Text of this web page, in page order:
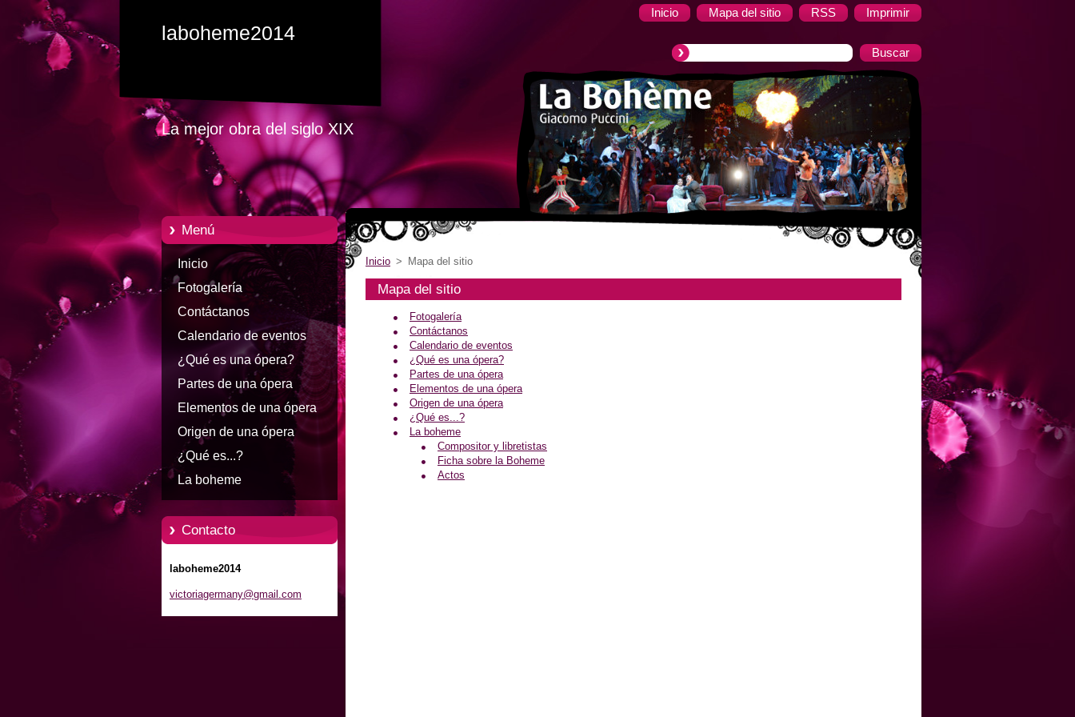
Inicio Mapa del sitio RSS Imprimir
laboheme2014
La mejor obra del siglo XIX
Menú
Inicio
Fotogalería
Contáctanos
Calendario de eventos
¿Qué es una ópera?
Partes de una ópera
Elementos de una ópera
Origen de una ópera
¿Qué es...?
La boheme
Contacto
laboheme2014
victoriagermany@gmail.com
Inicio > Mapa del sitio
Mapa del sitio
Fotogalería
Contáctanos
Calendario de eventos
¿Qué es una ópera?
Partes de una ópera
Elementos de una ópera
Origen de una ópera
¿Qué es...?
La boheme
Compositor y libretistas
Ficha sobre la Boheme
Actos